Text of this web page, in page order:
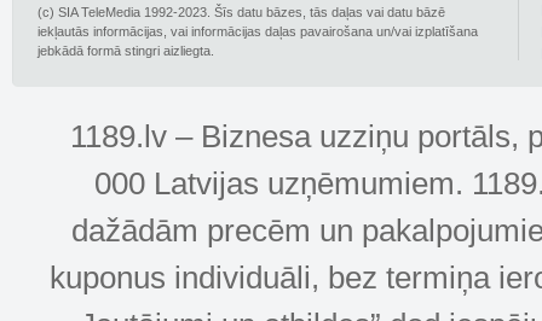
(c) SIA TeleMedia 1992-2023. Šīs datu bāzes, tās daļas vai datu bāzē
iekļautās informācijas, vai informācijas daļas pavairošana un/vai izplatīšana
jebkādā formā stingri aizliegta.
1189.lv – Biznesa uzziņu portāls,
000 Latvijas uzņēmumiem.
dažādām precēm un
kuponus individuāli, bez termiņa